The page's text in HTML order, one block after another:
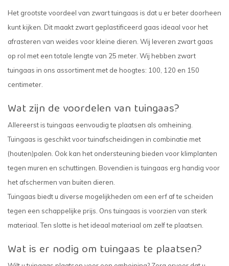
Het grootste voordeel van zwart tuingaas is dat u er beter doorheen
kunt kijken. Dit maakt zwart geplastificeerd gaas ideaal voor het
afrasteren van weides voor kleine dieren. Wij leveren zwart gaas
op rol met een totale lengte van 25 meter. Wij hebben zwart
tuingaas in ons assortiment met de hoogtes: 100 120 en 150
centimeter.
Wat zijn de voordelen van tuingaas?
Allereerst is tuingaas eenvoudig te plaatsen als omheining.
Tuingaas is geschikt voor tuinafscheidingen in combinatie met
(houten)palen. Ook kan het ondersteuning bieden voor klimplanten
tegen muren en schuttingen. Bovendien is tuingaas erg handig voor
het afschermen van buiten dieren.
Tuingaas biedt u diverse mogelijkheden om een erf af te scheiden
tegen een schappelijke prijs. Ons tuingaas is voorzien van sterk
materiaal. Ten slotte is het ideaal materiaal om zelf te plaatsen.
Wat is er nodig om tuingaas te plaatsen?